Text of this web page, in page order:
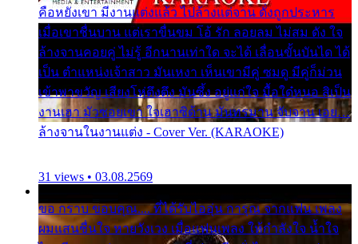
คือหยังเขา มีงานแต่งแล้ว ไปล้างแต่จาน ดั่งถูกประหาร
เมื่อเขาชื่นบาน แต่เราขื่นขม โอ้ รัก ลอยลม ไม่สม ดัง ใจ
ล้างจานคอยคู่ ไม่รู้ อีกนานเท่าใด จะได้ เลื่อนขั้นบันได ได้
เป็น ตำแหน่งเจ้าสาว มันเหงา เห็นเขามีคู่ ซมดู มีคู่ก็ม่วน
เข้าพาขวัญ เสียงโห่ตึงตึง มันซึ้ง อยู่แก่ใจ มื้อใด๋หนอ สิเป็น
งานเฮา มัวซอยเขา ใจเฮาซิด้าน มันทรมาน จับจาน เอย…
ล้างจานในงานแต่ง - Cover Ver. (KARAOKE)
31 views • 03.08.2569
ขอ กราบ ขอบคุณ.... ที่ได้รับไออุ่น การุณ จากแฟน เพลง
ผมแสนชื่นใจ หายวังเวง เมื่อแฟนเพลง ให้กำลังใจ น้ำใจ